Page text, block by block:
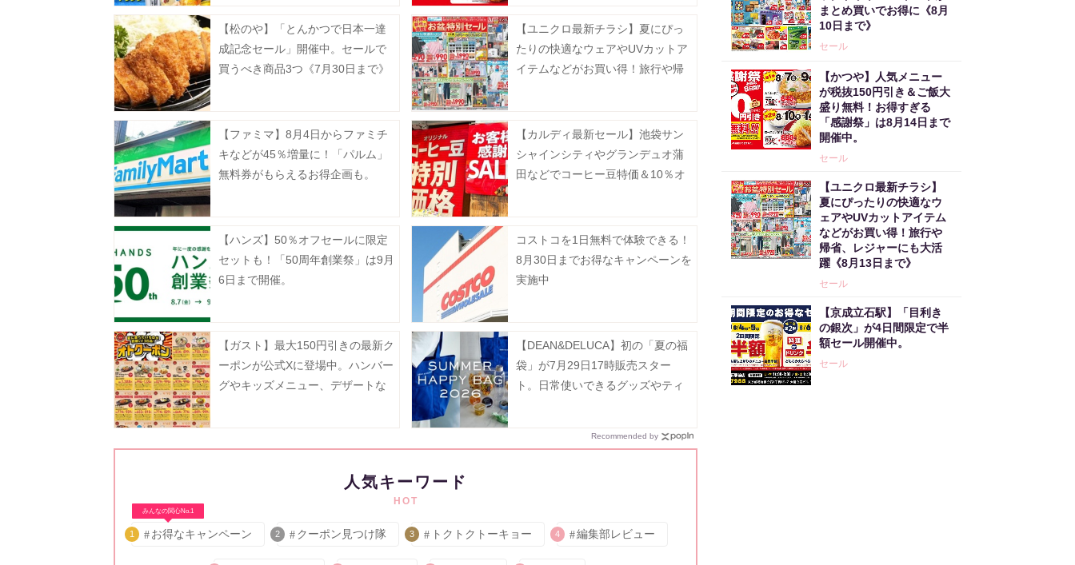
【松のや】「とんかつで日本一達
成記念セール」開催中。セールで
買うべき商品3つ《7月30日まで》
【ユニクロ最新チラシ】夏にぴっ
たりの快適なウェアやUVカットア
イテムなどがお買い得！旅行や帰
【ファミマ】8月4日からファミチ
キなどが45％増量に！「パルム」
無料券がもらえるお得企画も。
【カルディ最新セール】池袋サン
シャインシティやグランデュオ蒲
田などでコーヒー豆特価＆10％オ
【ハンズ】50％オフセールに限定
セットも！「50周年創業祭」は9月
6日まで開催。
コストコを1日無料で体験できる！
8月30日までお得なキャンペーンを
実施中
【ガスト】最大150円引きの最新ク
ーポンが公式Xに登場中。ハンバー
グやキッズメニュー、デザートな
【DEAN&DELUCA】初の「夏の福
袋」が7月29日17時販売スター
ト。日常使いできるグッズやティ
Recommended by
人気キーワード
HOT
みんなの関心No.1
1 お得なキャンペーン 2 クーポン見つけ隊 3 トクトクトーキョー 4 編集部レビュー
まとめ買いでお得に《8月
10日まで》
セール
【かつや】人気メニュー
が税抜150円引き＆ご飯大
盛り無料！お得すぎる
「感謝祭」は8月14日まで
開催中。
セール
【ユニクロ最新チラシ】
夏にぴったりの快適なウ
ェアやUVカットアイテム
などがお買い得！旅行や
帰省、レジャーにも大活
躍《8月13日まで》
セール
【京成立石駅】「目利き
の銀次」が4日間限定で半
額セール開催中。
セール